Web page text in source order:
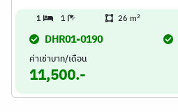
1 1 26 m2
DHR01-0190
ค่าเช่าบาท/เดือน
11,500.-